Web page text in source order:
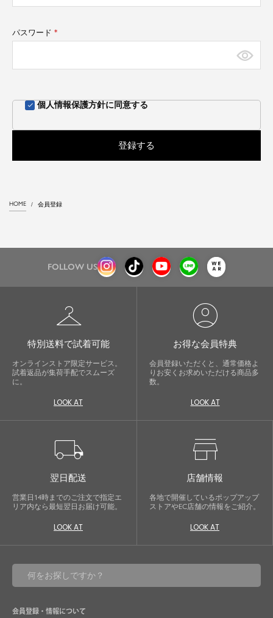
パスワード
(必
個人情報保護方針に同意する
登録する
HOME 会員登録
FOLLOW US
checkroom
特別送料で試着可能
オンラインストア限定サービス。
試着返品が集荷手配でスムーズ
に。
LOOK AT
account_circle
お得な会員特典
会員登録いただくと、通常価格よ
りお安くお求めいただける商品多
数。
LOOK AT
local_shipping
翌日配送
営業日14時までのご注文で指定エ
リア内なら最短翌日お届け可能。
LOOK AT
store
店舗情報
各地で開催しているポップアップ
ストアやEC店舗の情報をご紹介。
LOOK AT
会員登録・情報について